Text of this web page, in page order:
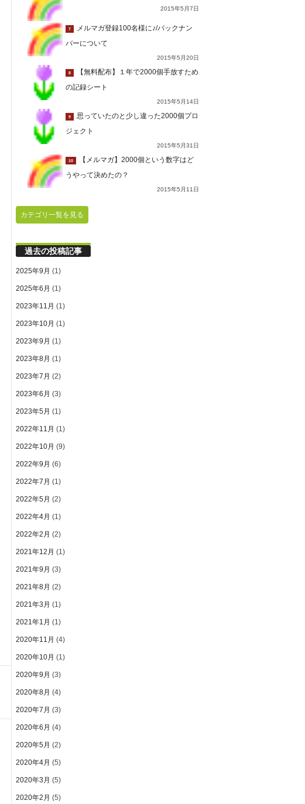
2015年5月7日
7
メルマガ登録100名様に♪/バックナン
バーについて
2015年5月20日
8
【無料配布】１年で2000個手放すため
の記録シート
2015年5月14日
9
思っていたのと少し違った2000個プロ
ジェクト
2015年5月31日
10
【メルマガ】2000個という数字はど
うやって決めたの？
2015年5月11日
カテゴリ一覧を見る
過去の投稿記事
2025年9月 (1)
2025年6月 (1)
2023年11月 (1)
2023年10月 (1)
2023年9月 (1)
2023年8月 (1)
2023年7月 (2)
2023年6月 (3)
2023年5月 (1)
2022年11月 (1)
2022年10月 (9)
2022年9月 (6)
2022年7月 (1)
2022年5月 (2)
2022年4月 (1)
2022年2月 (2)
2021年12月 (1)
2021年9月 (3)
2021年8月 (2)
2021年3月 (1)
2021年1月 (1)
2020年11月 (4)
2020年10月 (1)
2020年9月 (3)
2020年8月 (4)
2020年7月 (3)
2020年6月 (4)
2020年5月 (2)
2020年4月 (5)
2020年3月 (5)
2020年2月 (5)